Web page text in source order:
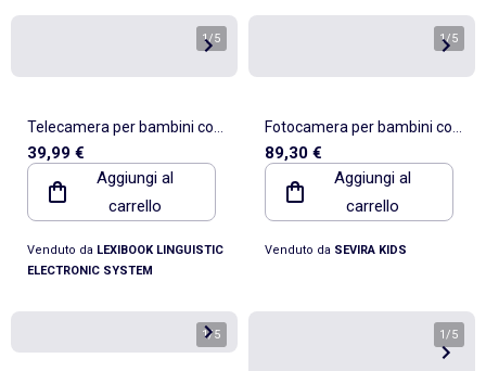
1/5
Telecamera per bambini con
protezione Paw Patrol
39,99 €
Aggiungi al
carrello
Venduto da LEXIBOOK LINGUISTIC
ELECTRONIC SYSTEM
1/5
Fotocamera per bambini con
stampa termica | Kidywolf
89,30 €
Aggiungi al
carrello
Venduto da SEVIRA KIDS
1/5 1 /5